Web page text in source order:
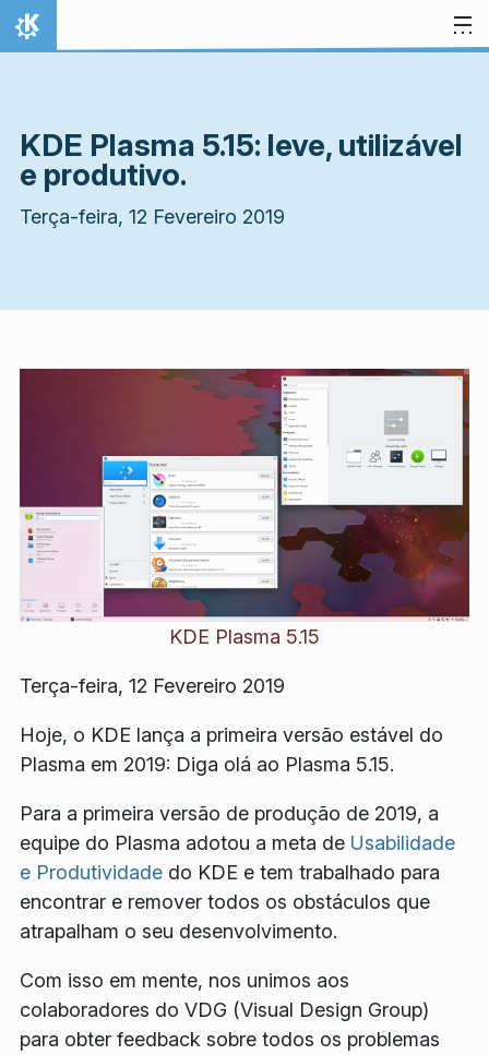
Ir para o conteúdo
Início
KDE Plasma 5.15: leve, utilizável
e produtivo.
Terça-feira, 12 Fevereiro 2019
KDE Plasma 5.15
Terça-feira, 12 Fevereiro 2019
Hoje, o KDE lança a primeira versão estável do
Plasma em 2019: Diga olá ao Plasma 5.15.
Para a primeira versão de produção de 2019, a
equipe do Plasma adotou a meta de Usabilidade
e Produtividade do KDE e tem trabalhado para
encontrar e remover todos os obstáculos que
atrapalham o seu desenvolvimento.
Com isso em mente, nos unimos aos
colaboradores do VDG (Visual Design Group)
para obter feedback sobre todos os problemas